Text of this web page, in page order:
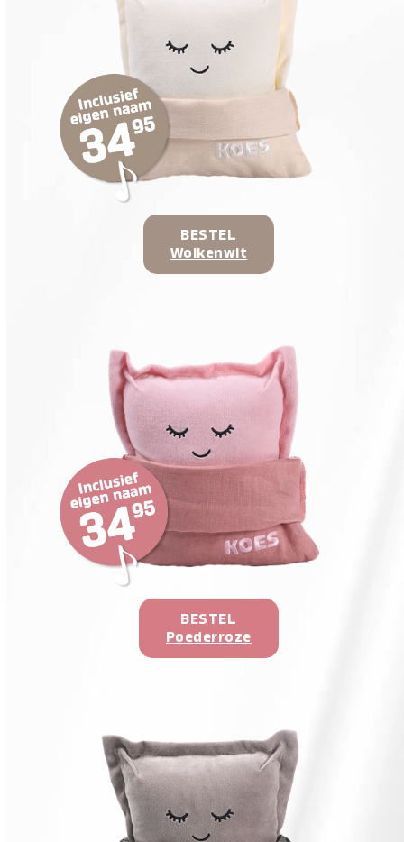
BESTEL
Wolkenwit
BESTEL
Poederroze